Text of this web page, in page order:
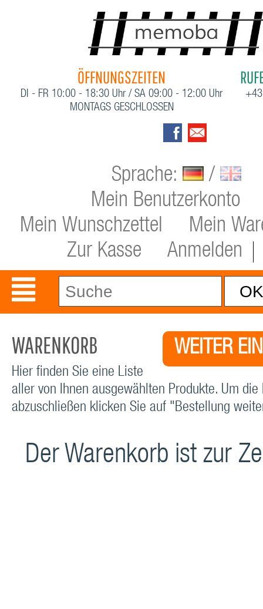
ÖFFNUNGSZEITEN
DI - FR 10:00 - 18:30 Uhr / SA 09:00 - 12:00 Uhr
MONTAGS GESCHLOSSEN
Sprache:
/
Mein Benutzerkonto
Mein Wunschzettel
Mein
Zur Kasse
Anmelden
WEITER
WARENKORB
Hier finden Sie eine Liste
aller von Ihnen ausgewählten Produkte. Um die
abzuschließen klicken Sie auf "Bestellung
Der Warenkorb ist zur